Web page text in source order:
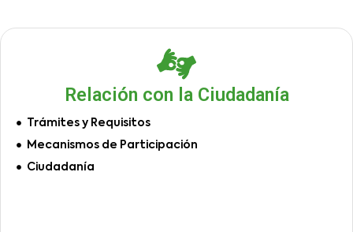
Relación con la Ciudadanía
Trámites y Requisitos
Mecanismos de Participación
Ciudadanía